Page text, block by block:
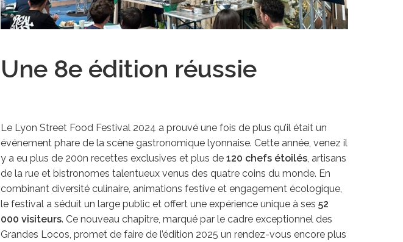
Une 8e édition réussie
Le Lyon Street Food Festival 2024 a prouvé une fois de plus qu’il était un
événement phare de la scène gastronomique lyonnaise. Cette année, venez il
y a eu plus de 200n recettes exclusives et plus de 120 chefs étoilés, artisans
de la rue et bistronomes talentueux venus des quatre coins du monde. En
combinant diversité culinaire, animations festive et engagement écologique,
le festival a séduit un large public et offert une expérience unique à ses 52
000 visiteurs. Ce nouveau chapitre, marqué par le cadre exceptionnel des
Grandes Locos, promet de faire de l’édition 2025 un rendez-vous encore plus